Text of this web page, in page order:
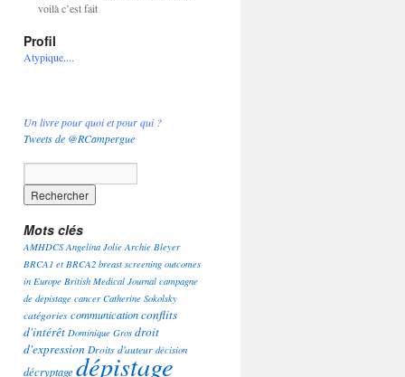
voilà c’est fait
Profil
Atypique....
Un livre pour quoi et pour qui ?
Tweets de @RCampergue
Mots clés
AMHDCS Angelina Jolie Archie Bleyer
BRCA1 et BRCA2 breast screening outcomes
in Europe British Medical Journal campagne
de dépistage cancer Catherine Sokolsky
catégories communicationconflits
d'intérêt Dominique Gros droit
d'expression Droits d'auteur décision
décryptage dépistage